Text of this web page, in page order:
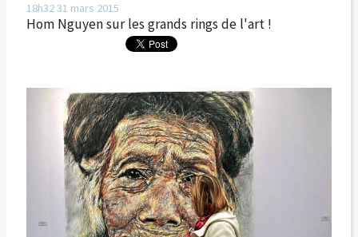
18h3231 mars 2015
Hom Nguyen sur les grands rings de l'art !